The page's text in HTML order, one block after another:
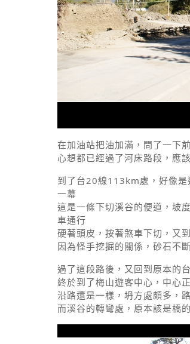
在加油站把油加滿，問了一下
心想都已經過了河床路段，應
到了台20線113km處，好像是
一幕
這是一條下切溪谷的便道，坡
車通行
硬著頭皮，按著煞車下切，又
因為怪手挖掘的關係，砂石不
過了這段路後，又回到原本的
終於到了梅山遊客中心，中心
沿路還是一樣，坍方處頗多，
而溪谷的轉彎處，原本該是橋